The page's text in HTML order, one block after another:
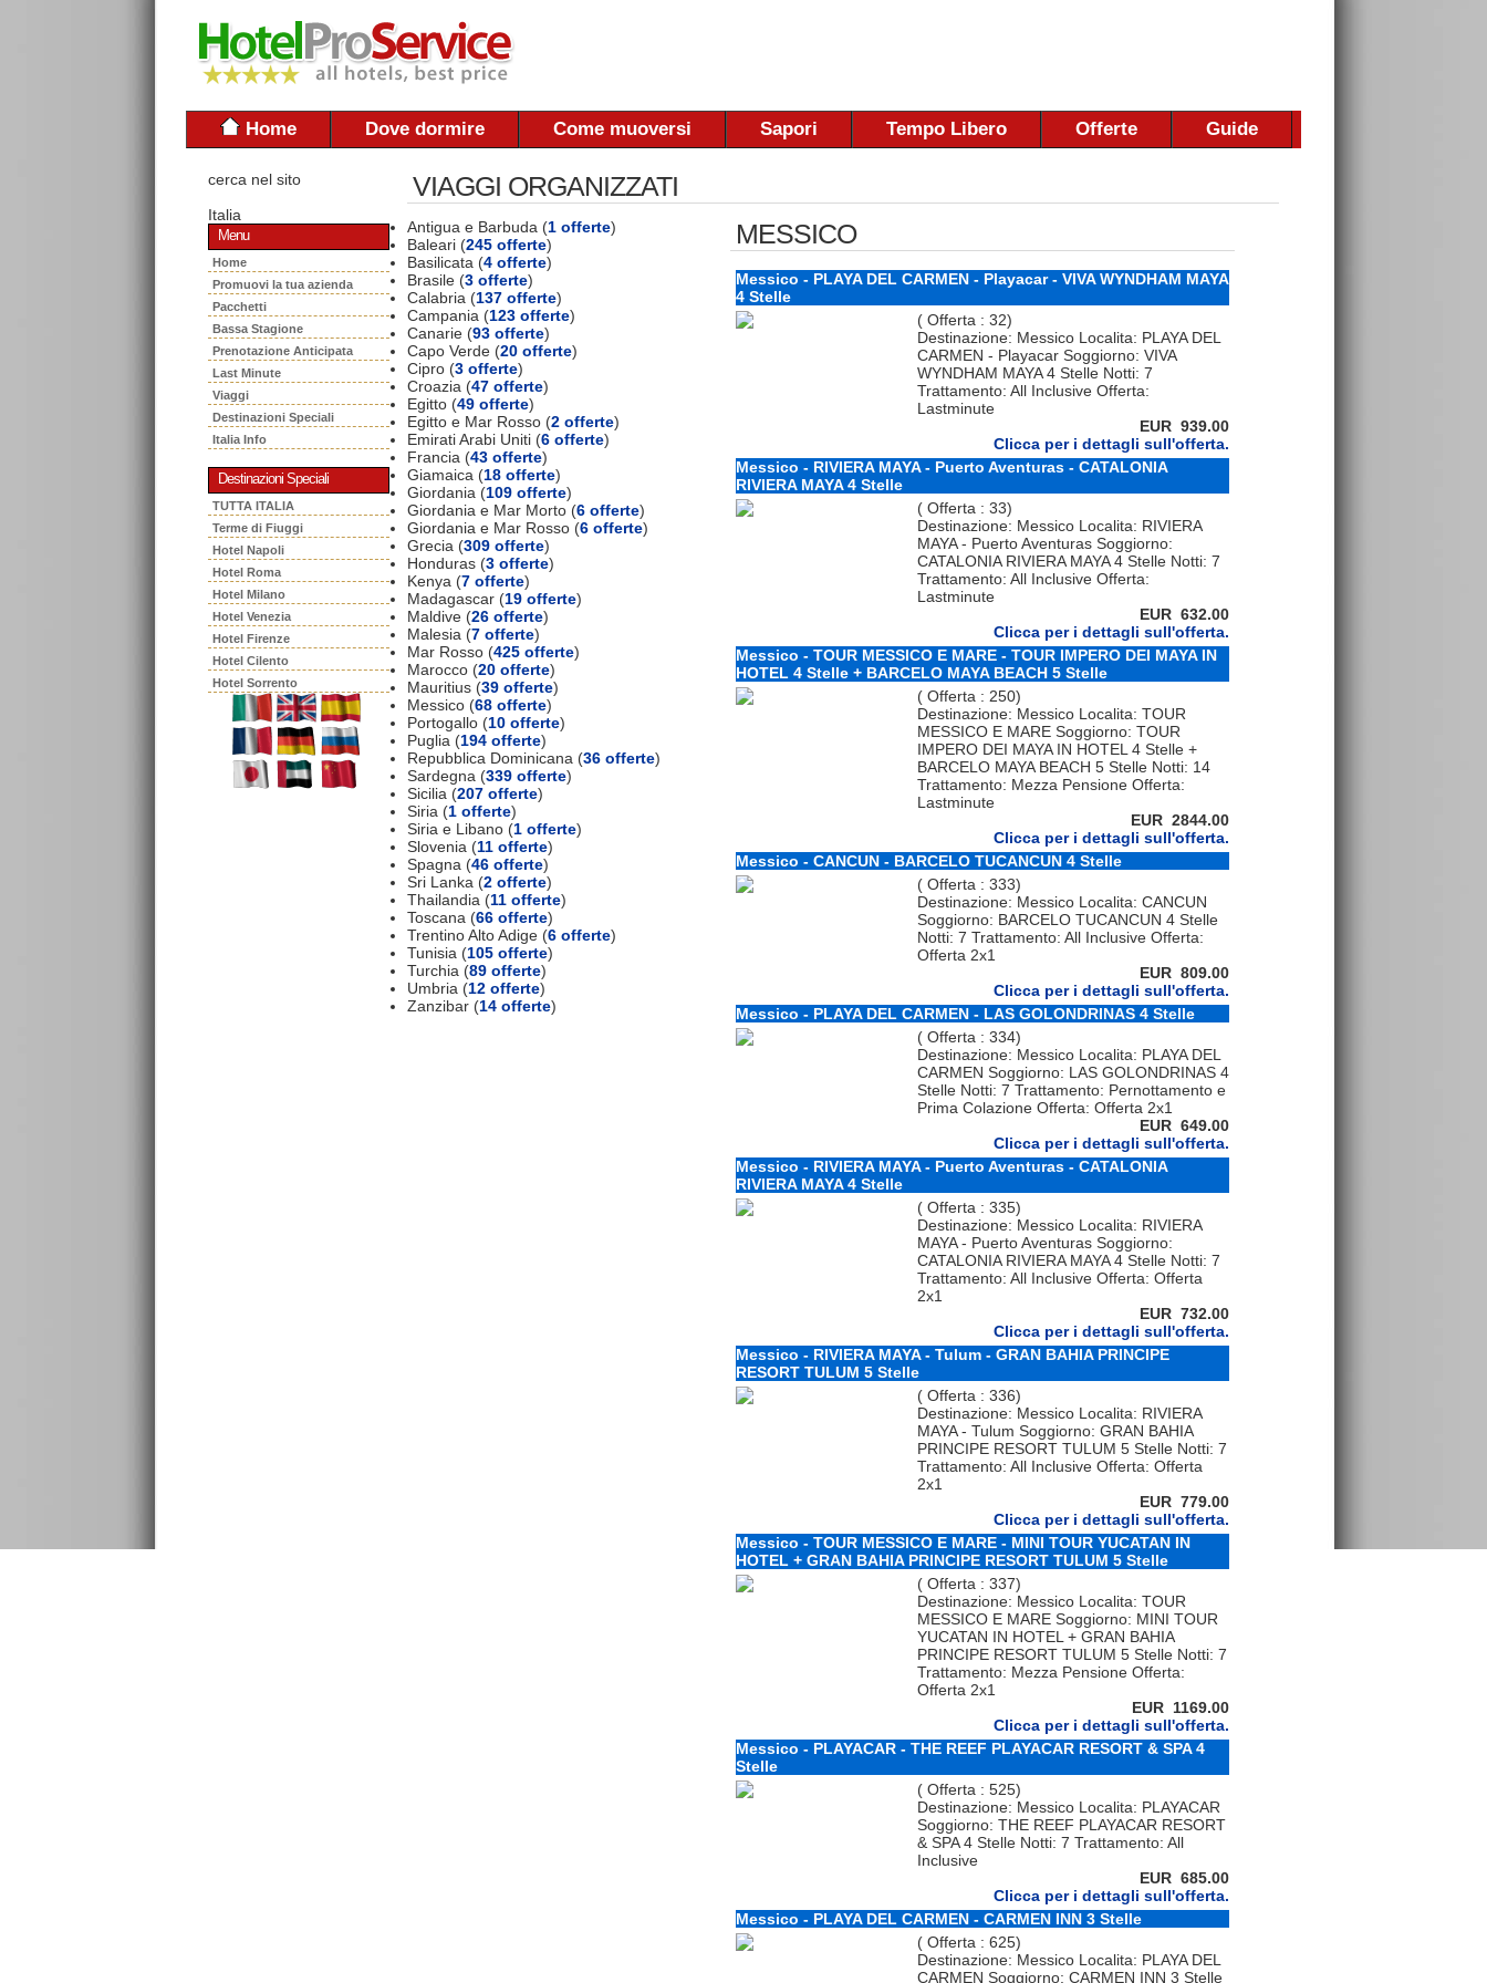
Home Dove dormire Come muoversi Sapori Tempo Libero Offerte Guide
cerca nel sito
Italia
Menu
Home
Promuovi la tua azienda
Pacchetti
Bassa Stagione
Prenotazione Anticipata
Last Minute
Viaggi
Destinazioni Speciali
Italia Info
Destinazioni Speciali
TUTTA ITALIA
Terme di Fiuggi
Hotel Napoli
Hotel Roma
Hotel Milano
Hotel Venezia
Hotel Firenze
Hotel Cilento
Hotel Sorrento
VIAGGI ORGANIZZATI
Antigua e Barbuda (1 offerte)
Baleari (245 offerte)
Basilicata (4 offerte)
Brasile (3 offerte)
Calabria (137 offerte)
Campania (123 offerte)
Canarie (93 offerte)
Capo Verde (20 offerte)
Cipro (3 offerte)
Croazia (47 offerte)
Egitto (49 offerte)
Egitto e Mar Rosso (2 offerte)
Emirati Arabi Uniti (6 offerte)
Francia (43 offerte)
Giamaica (18 offerte)
Giordania (109 offerte)
Giordania e Mar Morto (6 offerte)
Giordania e Mar Rosso (6 offerte)
Grecia (309 offerte)
Honduras (3 offerte)
Kenya (7 offerte)
Madagascar (19 offerte)
Maldive (26 offerte)
Malesia (7 offerte)
Mar Rosso (425 offerte)
Marocco (20 offerte)
Mauritius (39 offerte)
Messico (68 offerte)
Portogallo (10 offerte)
Puglia (194 offerte)
Repubblica Dominicana (36 offerte)
Sardegna (339 offerte)
Sicilia (207 offerte)
Siria (1 offerte)
Siria e Libano (1 offerte)
Slovenia (11 offerte)
Spagna (46 offerte)
Sri Lanka (2 offerte)
Thailandia (11 offerte)
Toscana (66 offerte)
Trentino Alto Adige (6 offerte)
Tunisia (105 offerte)
Turchia (89 offerte)
Umbria (12 offerte)
Zanzibar (14 offerte)
MESSICO
Messico - PLAYA DEL CARMEN - Playacar - VIVA WYNDHAM MAYA
4 Stelle
( Offerta : 32)
Destinazione: Messico Localita: PLAYA DEL
CARMEN - Playacar Soggiorno: VIVA
WYNDHAM MAYA 4 Stelle Notti: 7
Trattamento: All Inclusive Offerta:
Lastminute
EUR 939.00
Clicca per i dettagli sull'offerta.
Messico - RIVIERA MAYA - Puerto Aventuras - CATALONIA
RIVIERA MAYA 4 Stelle
( Offerta : 33)
Destinazione: Messico Localita: RIVIERA
MAYA - Puerto Aventuras Soggiorno:
CATALONIA RIVIERA MAYA 4 Stelle Notti: 7
Trattamento: All Inclusive Offerta:
Lastminute
EUR 632.00
Clicca per i dettagli sull'offerta.
Messico - TOUR MESSICO E MARE - TOUR IMPERO DEI MAYA IN
HOTEL 4 Stelle + BARCELO MAYA BEACH 5 Stelle
( Offerta : 250)
Destinazione: Messico Localita: TOUR
MESSICO E MARE Soggiorno: TOUR
IMPERO DEI MAYA IN HOTEL 4 Stelle +
BARCELO MAYA BEACH 5 Stelle Notti: 14
Trattamento: Mezza Pensione Offerta:
Lastminute
EUR 2844.00
Clicca per i dettagli sull'offerta.
Messico - CANCUN - BARCELO TUCANCUN 4 Stelle
( Offerta : 333)
Destinazione: Messico Localita: CANCUN
Soggiorno: BARCELO TUCANCUN 4 Stelle
Notti: 7 Trattamento: All Inclusive Offerta:
Offerta 2x1
EUR 809.00
Clicca per i dettagli sull'offerta.
Messico - PLAYA DEL CARMEN - LAS GOLONDRINAS 4 Stelle
( Offerta : 334)
Destinazione: Messico Localita: PLAYA DEL
CARMEN Soggiorno: LAS GOLONDRINAS 4
Stelle Notti: 7 Trattamento: Pernottamento e
Prima Colazione Offerta: Offerta 2x1
EUR 649.00
Clicca per i dettagli sull'offerta.
Messico - RIVIERA MAYA - Puerto Aventuras - CATALONIA
RIVIERA MAYA 4 Stelle
( Offerta : 335)
Destinazione: Messico Localita: RIVIERA
MAYA - Puerto Aventuras Soggiorno:
CATALONIA RIVIERA MAYA 4 Stelle Notti: 7
Trattamento: All Inclusive Offerta: Offerta
2x1
EUR 732.00
Clicca per i dettagli sull'offerta.
Messico - RIVIERA MAYA - Tulum - GRAN BAHIA PRINCIPE
RESORT TULUM 5 Stelle
( Offerta : 336)
Destinazione: Messico Localita: RIVIERA
MAYA - Tulum Soggiorno: GRAN BAHIA
PRINCIPE RESORT TULUM 5 Stelle Notti: 7
Trattamento: All Inclusive Offerta: Offerta
2x1
EUR 779.00
Clicca per i dettagli sull'offerta.
Messico - TOUR MESSICO E MARE - MINI TOUR YUCATAN IN
HOTEL + GRAN BAHIA PRINCIPE RESORT TULUM 5 Stelle
( Offerta : 337)
Destinazione: Messico Localita: TOUR
MESSICO E MARE Soggiorno: MINI TOUR
YUCATAN IN HOTEL + GRAN BAHIA
PRINCIPE RESORT TULUM 5 Stelle Notti: 7
Trattamento: Mezza Pensione Offerta:
Offerta 2x1
EUR 1169.00
Clicca per i dettagli sull'offerta.
Messico - PLAYACAR - THE REEF PLAYACAR RESORT & SPA 4
Stelle
( Offerta : 525)
Destinazione: Messico Localita: PLAYACAR
Soggiorno: THE REEF PLAYACAR RESORT
& SPA 4 Stelle Notti: 7 Trattamento: All
Inclusive
EUR 685.00
Clicca per i dettagli sull'offerta.
Messico - PLAYA DEL CARMEN - CARMEN INN 3 Stelle
( Offerta : 625)
Destinazione: Messico Localita: PLAYA DEL
CARMEN Soggiorno: CARMEN INN 3 Stelle